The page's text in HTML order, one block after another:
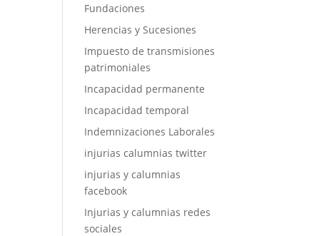
Fundaciones
Herencias y Sucesiones
Impuesto de transmisiones
patrimoniales
Incapacidad permanente
Incapacidad temporal
Indemnizaciones Laborales
injurias calumnias twitter
injurias y calumnias
facebook
Injurias y calumnias redes
sociales